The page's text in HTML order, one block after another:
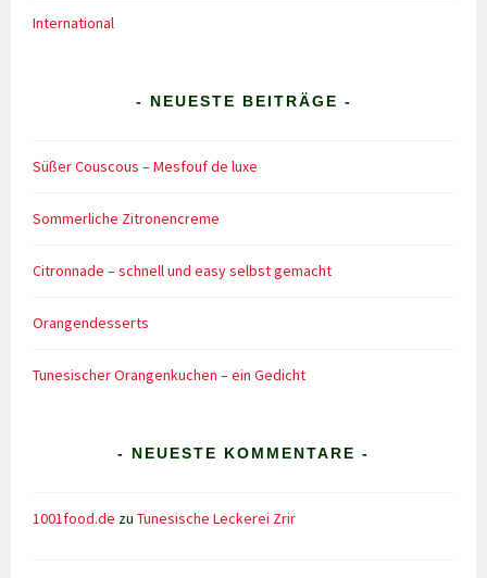
International
- NEUESTE BEITRÄGE -
Süßer Couscous – Mesfouf de luxe
Sommerliche Zitronencreme
Citronnade – schnell und easy selbst gemacht
Orangendesserts
Tunesischer Orangenkuchen – ein Gedicht
- NEUESTE KOMMENTARE -
1001food.de zuTunesische Leckerei Zrir